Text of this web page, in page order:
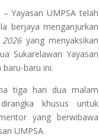
Yayasan UMPSA telah
berjaya menganjurkan
yang menyaksikan
Sukarelawan Yayasan
baru-baru ini.
tiga hari dua malam
khusus untuk
yang berwibawa
UMPSA.